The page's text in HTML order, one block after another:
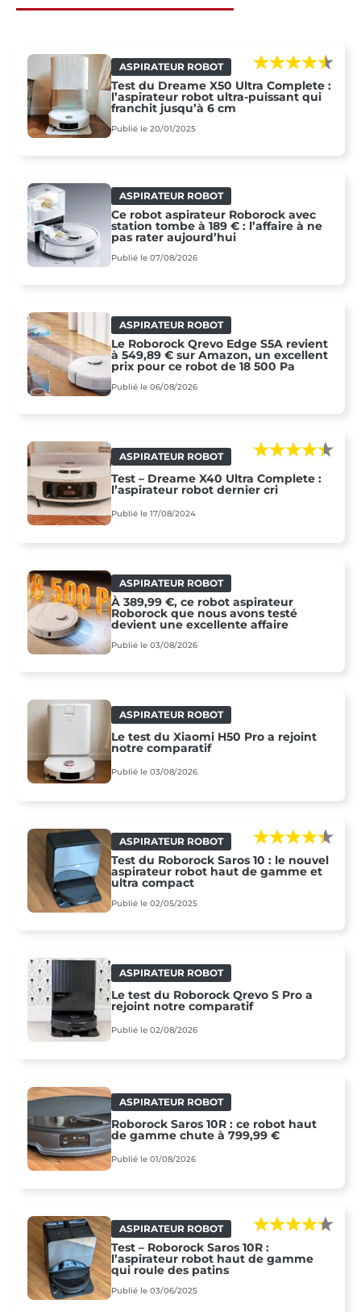
ASPIRATEUR ROBOT
Test du Dreame X50 Ultra Complete :
l’aspirateur robot ultra-puissant qui
franchit jusqu’à 6 cm
Publié le 20/01/2025
ASPIRATEUR ROBOT
Ce robot aspirateur Roborock avec
station tombe à 189 € : l’affaire à ne
pas rater aujourd’hui
Publié le 07/08/2026
ASPIRATEUR ROBOT
Le Roborock Qrevo Edge S5A revient
à 549,89 € sur Amazon, un excellent
prix pour ce robot de 18 500 Pa
Publié le 06/08/2026
ASPIRATEUR ROBOT
Test – Dreame X40 Ultra Complete :
l’aspirateur robot dernier cri
Publié le 17/08/2024
ASPIRATEUR ROBOT
À 389,99 €, ce robot aspirateur
Roborock que nous avons testé
devient une excellente affaire
Publié le 03/08/2026
ASPIRATEUR ROBOT
Le test du Xiaomi H50 Pro a rejoint
notre comparatif
Publié le 03/08/2026
ASPIRATEUR ROBOT
Test du Roborock Saros 10 : le nouvel
aspirateur robot haut de gamme et
ultra compact
Publié le 02/05/2025
ASPIRATEUR ROBOT
Le test du Roborock Qrevo S Pro a
rejoint notre comparatif
Publié le 02/08/2026
ASPIRATEUR ROBOT
Roborock Saros 10R : ce robot haut
de gamme chute à 799,99 €
Publié le 01/08/2026
ASPIRATEUR ROBOT
Test – Roborock Saros 10R :
l’aspirateur robot haut de gamme
qui roule des patins
Publié le 03/06/2025